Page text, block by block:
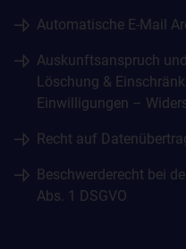
Automatische E-Mail
Auskunftsanspruch
Löschung &
Einwilligungen –
Recht auf
Beschwerderecht bei
Abs. 1 DSGVO